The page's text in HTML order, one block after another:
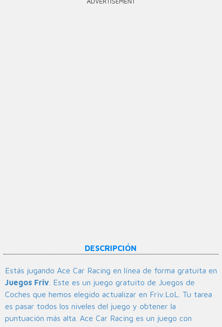
DESCRIPCIÓN
Estás jugando Ace Car Racing en línea de forma gratuita en
Juegos Friv . Este es un juego gratuito de Juegos de
Coches que hemos elegido actualizar en Friv.LoL. Tu tarea
es pasar todos los niveles del juego y obtener la
puntuación más alta. Ace Car Racing es un juego con